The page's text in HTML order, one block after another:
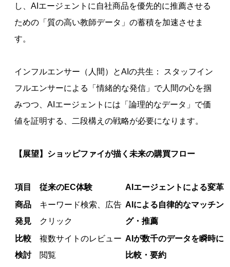
し、AIエージェントに自社商品を優先的に推薦させる
ための「質の高い教師データ」の蓄積を加速させま
す。
インフルエンサー（人間）とAIの共生： スタッフイン
フルエンサーによる「情緒的な発信」で人間の心を掴
みつつ、AIエージェントには「論理的なデータ」で価
値を証明する、二段構えの戦略が必要になります。
【展望】ショッピファイが描く未来の購買フロー
項目 従来のEC体験
AIエージェントによる変革
商品
発見
キーワード検索、広告
クリック
AIによる自律的なマッチン
グ・推薦
比較
検討
複数サイトのレビュー
閲覧
AIが数千のデータを瞬時に
比較・要約